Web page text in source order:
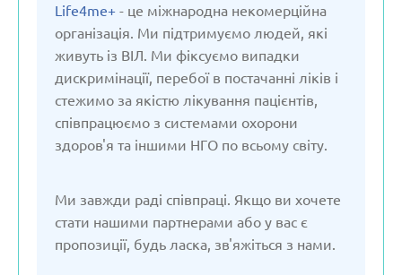
Life4me+ - це міжнародна некомерційна
організація. Ми підтримуємо людей, які
живуть із ВІЛ. Ми фіксуємо випадки
дискримінації, перебої в постачанні ліків і
стежимо за якістю лікування пацієнтів,
співпрацюємо з системами охорони
здоров'я та іншими НГО по всьому світу.
Ми завжди раді співпраці. Якщо ви хочете
стати нашими партнерами або у вас є
пропозиції, будь ласка, зв'яжіться з нами.
Німеччина
Польща
Російська Федерація
Словакія